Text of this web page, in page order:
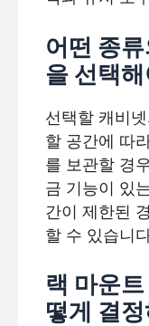
어떤 종
을 선택
선택할 캐비
할 공간에 따
를 보관할 경
금 기능이 있
간이 제한된
할 수 있습니
랙 마운
떻게 결